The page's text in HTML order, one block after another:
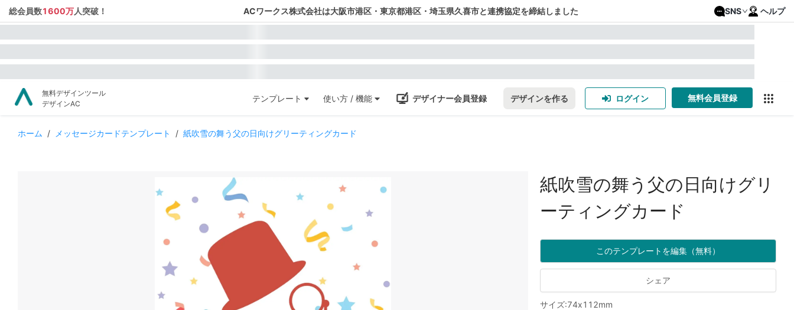
総会員数1600万人突破！ ACワークス株式会社は大阪市港区・東京都港区・埼玉県久喜市と連携協定を締結しました SNS ヘルプ
無料デザインツール
デザインAC
テンプレート 使い方 / 機能 デザイナー会員登録 デザインを作る ログイン 無料会員登録
ホーム / メッセージカードテンプレート / 紙吹雪の舞う父の日向けグリーティングカード
紙吹雪の舞う父の日向けグリ
ーティングカード
このテンプレートを編集（無料）
シェア
サイズ:74x112mm